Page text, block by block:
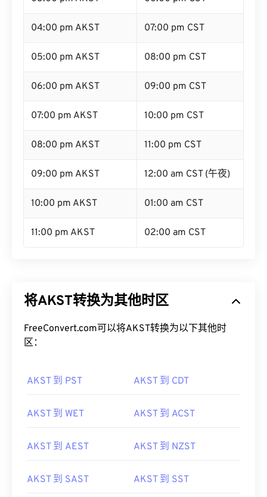
04:00 pm AKST 07:00 pm CST
05:00 pm AKST 08:00 pm CST
06:00 pm AKST 09:00 pm CST
07:00 pm AKST 10:00 pm CST
08:00 pm AKST 11:00 pm CST
09:00 pm AKST 12:00 am CST (午夜)
10:00 pm AKST 01:00 am CST
11:00 pm AKST 02:00 am CST
将AKST转换为其他时区
FreeConvert.com可以将AKST转换为以下其他时
区：
AKST 到 PST AKST 到 CDT
AKST 到 WET AKST 到 ACST
AKST 到 AEST AKST 到 NZST
AKST 到 SAST AKST 到 SST